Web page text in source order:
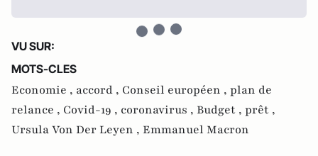
VU SUR:
MOTS-CLES
Economie , accord , Conseil européen , plan de
relance , Covid-19 , coronavirus , Budget , prêt ,
Ursula Von Der Leyen , Emmanuel Macron